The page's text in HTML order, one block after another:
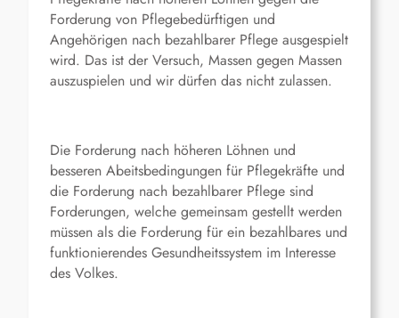
Forderung von Pflegebedürftigen und
Angehörigen nach bezahlbarer Pflege ausgespielt
wird. Das ist der Versuch, Massen gegen Massen
auszuspielen und wir dürfen das nicht zulassen.
Die Forderung nach höheren Löhnen und
besseren Abeitsbedingungen für Pflegekräfte und
die Forderung nach bezahlbarer Pflege sind
Forderungen, welche gemeinsam gestellt werden
müssen als die Forderung für ein bezahlbares und
funktionierendes Gesundheitssystem im Interesse
des Volkes.